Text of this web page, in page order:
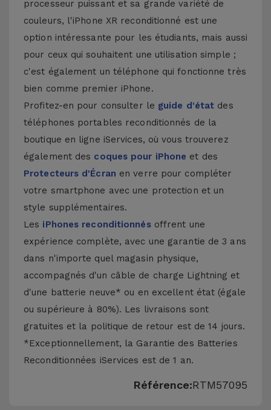
processeur puissant et sa grande variété de
couleurs, l'iPhone XR reconditionné est une
option intéressante pour les étudiants, mais aussi
pour ceux qui souhaitent une utilisation simple ;
c'est également un téléphone qui fonctionne très
bien comme premier iPhone.
Profitez-en pour consulter le guide d'état des
téléphones portables reconditionnés de la
boutique en ligne iServices, où vous trouverez
également des coques pour iPhone et des
Protecteurs d'Écran en verre pour compléter
votre smartphone avec une protection et un
style supplémentaires.
Les iPhones reconditionnésoffrent une
expérience complète, avec une garantie de 3 ans
dans n'importe quel magasin physique,
accompagnés d'un câble de charge Lightning et
d'une batterie neuve* ou en excellent état (égale
ou supérieure à 80%). Les livraisons sont
gratuites et la politique de retour est de 14 jours.
*Exceptionnellement, la Garantie des Batteries
Reconditionnées iServices est de 1 an.
Référence:RTM57095